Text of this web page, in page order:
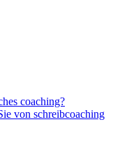
coaching?
von schreibcoaching